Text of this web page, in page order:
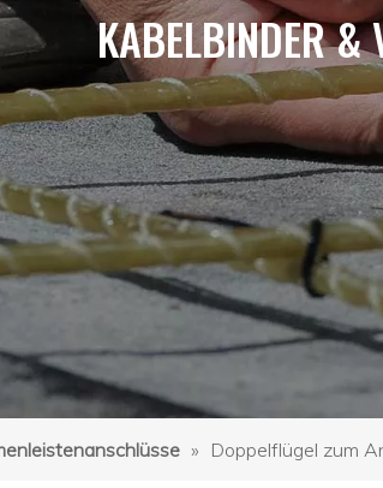
KABELBINDER &
» Doppelflügel zum